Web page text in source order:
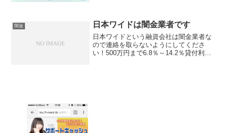
闇金 日本ワイドは闇金業者です
日本ワイドという融資会社は闇金業者な
ので連絡を取らないようにしてくださ
い！500万円まで6.8％～14.2％貸付利